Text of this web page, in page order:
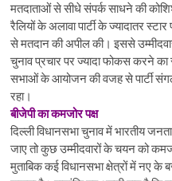
मतदाताओं से सीधे संपर्क साधने की
रैलियों के अलावा पार्टी के ज्यादातर
से मतदान की अपील की। इससे
चुनाव प्रचार पर ज्यादा फोकस करने
सभाओं के आयोजन की वजह से पार्टी
रहा।
बीजेपी का कमजोर पक्ष
दिल्ली विधानसभा चुनाव में भारतीय
जाए तो कुछ उम्मीदवारों के चयन को
मुताबिक कई विधानसभा क्षेत्रों में नए के